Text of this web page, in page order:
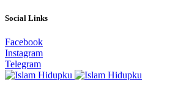
Social Links
Facebook
Instagram
Telegram